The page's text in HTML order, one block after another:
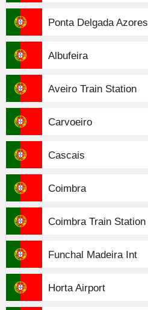
Ponta Delgada Azores
Albufeira
Aveiro Train Station
Carvoeiro
Cascais
Coimbra
Coimbra Train Station
Funchal Madeira Int
Horta Airport